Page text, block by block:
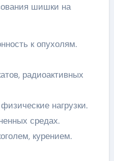
шишки на
к опухолям.
радиоактивных
нагрузки.
средах.
курением.